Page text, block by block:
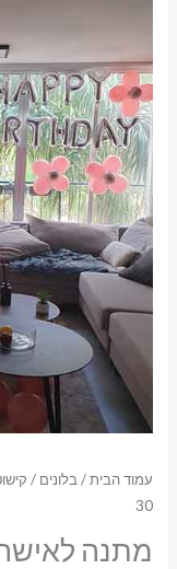
עמוד הבית/ בלונים /
30
מתנה לאישה